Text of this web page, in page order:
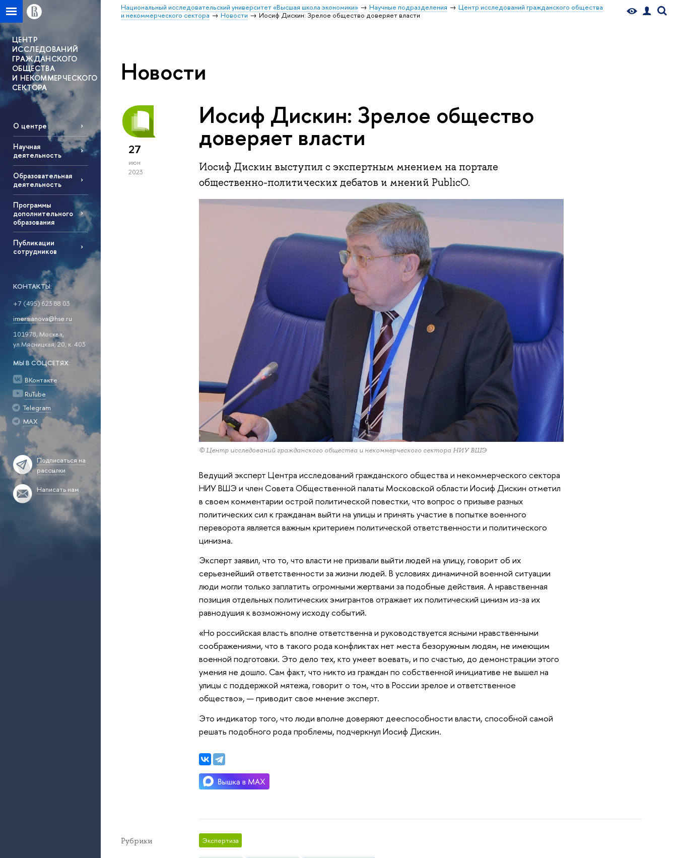
Национальный исследовательский университет «Высшая школа экономики» Научные подразделения
Центр исследований гражданского общества
и некоммерческого сектора
Новости Иосиф Дискин: Зрелое общество доверяет власти
ЦЕНТР
ИССЛЕДОВАНИЙ
ГРАЖДАНСКОГО
ОБЩЕСТВА
И НЕКОММЕРЧЕСКОГО
СЕКТОРА
О центре
Научная
деятельность
Образовательная
деятельность
Программы
дополнительного
образования
Публикации
сотрудников
КОНТАКТЫ:
+7 (495) 623 88 03
imersianova@hse.ru
101978, Москва,
ул.Мясницкая, 20, к. 403
МЫ В СОЦСЕТЯХ:
ВКонтакте
RuTube
Telegram
MAX
Подписаться на
рассылки
Написать нам
Новости
27
июн
2023
Иосиф Дискин: Зрелое общество
доверяет власти
Иосиф Дискин выступил с экспертным мнением на портале
общественно-политических дебатов и мнений PublicO.
© Центр исследований гражданского общества и некоммерческого сектора НИУ ВШЭ
Ведущий эксперт Центра исследований гражданского общества и некоммерческого сектора
НИУ ВШЭ и член Совета Общественной палаты Московской области Иосиф Дискин отметил
в своем комментарии острой политической повестки, что вопрос о призыве разных
политических сил к гражданам выйти на улицы и принять участие в попытке военного
переворота является важным критерием политической ответственности и политического
цинизма.
Эксперт заявил, что то, что власти не призвали выйти людей на улицу, говорит об их
серьезнейший ответственности за жизни людей. В условиях динамичной военной ситуации
люди могли только заплатить огромными жертвами за подобные действия. А нравственная
позиция отдельных политических эмигрантов отражает их политический цинизм из-за их
равнодушия к возможному исходу событий.
«Но российская власть вполне ответственна и руководствуется ясными нравственными
соображениями, что в такого рода конфликтах нет места безоружным людям, не имеющим
военной подготовки. Это дело тех, кто умеет воевать, и по счастью, до демонстрации этого
умения не дошло. Сам факт, что никто из граждан по собственной инициативе не вышел на
улицы с поддержкой мятежа, говорит о том, что в России зрелое и ответственное
общество», — приводит свое мнение эксперт.
Это индикатор того, что люди вполне доверяют дееспособности власти, способной самой
решать подобного рода проблемы, подчеркнул Иосиф Дискин.
Рубрики Экспертиза